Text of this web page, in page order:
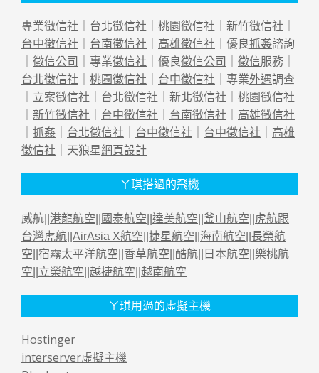
專業徵信社 ｜ 台北徵信社 ｜ 桃園徵信社 ｜ 新竹徵信社 ｜
台中徵信社 ｜ 台南徵信社 ｜ 高雄徵信社 ｜優良抓姦諮詢
｜ 徵信公司 ｜專業徵信社 ｜優良徵信公司 ｜ 徵信服務｜
台北徵信社 ｜ 桃園徵信社 ｜ 台中徵信社 ｜專業外遇調查
｜立案徵信社 ｜ 台北徵信社 ｜ 新北徵信社 ｜ 桃園徵信社
｜ 新竹徵信社 ｜ 台中徵信社 ｜ 台南徵信社 ｜ 高雄徵信社
｜ 抓姦 ｜ 台北徵信社 ｜ 台中徵信社 ｜ 台中徵信社 ｜ 高雄
徵信社 ｜天狼星網頁設計
ㄚ琪搭過的飛機
威航|| 港龍航空 國泰航空 達美航空 釜山航空
虎航跟
台灣虎航 AirAsia X航空 捷星航空 海南航空 長榮航
空 宿霧太平洋航空 香草航空 酷航 日本航空 樂桃航
空 立榮航空 越捷航空 越南航空
ㄚ琪用過的虛擬主機
Hostinger
interserver虛擬主機